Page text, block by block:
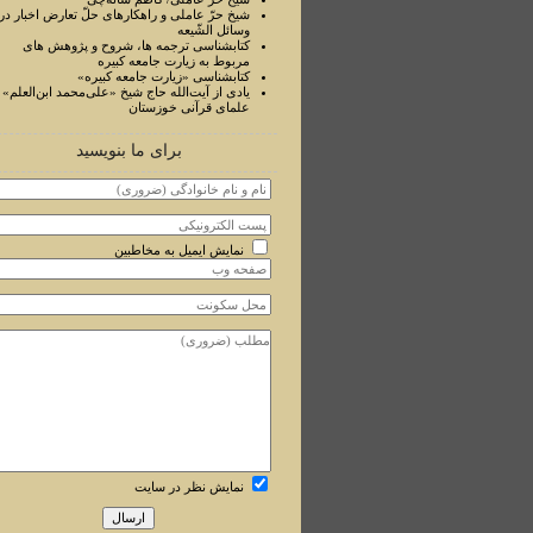
شیخ حرّ عاملی و راهکارهای حلّ تعارض اخبار در
وسائل الشّیعه
کتابشناسی ترجمه ها، شروح و پژوهش های
مربوط به زیارت جامعه کبیره
کتابشناسی «زیارت جامعه کبیره»
یادی از آیت‌الله حاج شیخ «علی‌محمد ابن‌العلم»
علمای قرآنی خوزستان
برای ما بنویسید
نمایش ایمیل به مخاطبین
نمایش نظر در سایت